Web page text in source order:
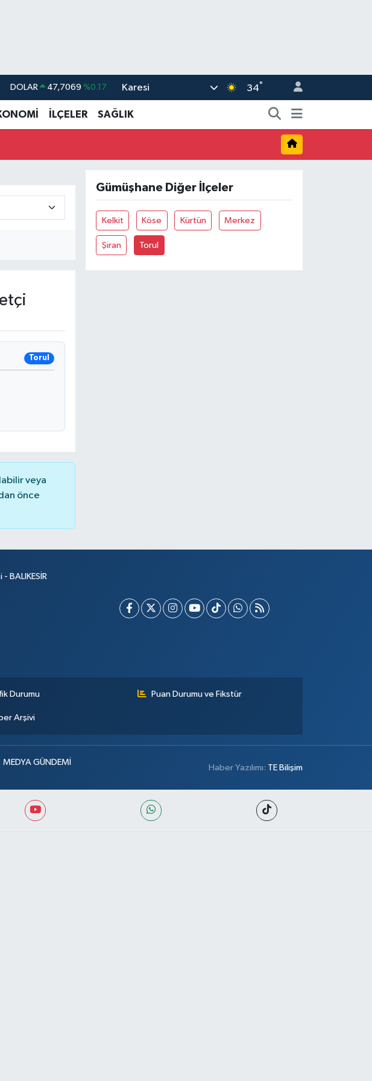
DOLAR 47,7069 %0.17
EURO 55,0265 %0.01
STERLİN 64,1897 %0.02
64.360,53
Karesi 34°
İLÇELER SAĞLIK
Torul
veya
önce
Gümüşhane Diğer İlçeler
Kelkit Köse Kürtün Merkez
Şiran Torul
BALIKESİR
Durumu Puan Durumu ve Fikstür
Arşivi
MEDYA GÜNDEMİ
Haber Yazılımı: TE Bilişim